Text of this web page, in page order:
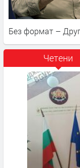
Без формат –
Четени